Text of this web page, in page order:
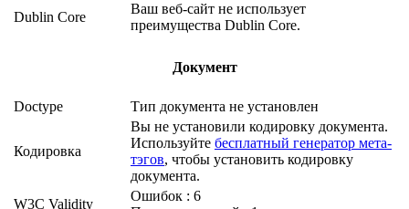
Dublin Core
Ваш веб-сайт не использует
преимущества Dublin Core.
Документ
Doctype Тип документа не установлен
Кодировка
Вы не установили кодировку документа.
Используйте бесплатный генератор мета-
тэгов, чтобы установить кодировку
документа.
W3C Validity
Ошибок : 6